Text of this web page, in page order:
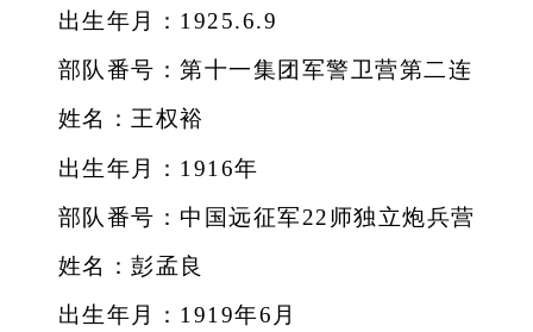
出生年月：1925.6.9
部队番号：第十一集团军警卫营第二连
姓名：王权裕
出生年月：1916年
部队番号：中国远征军22师独立炮兵营
姓名：彭孟良
出生年月：1919年6月